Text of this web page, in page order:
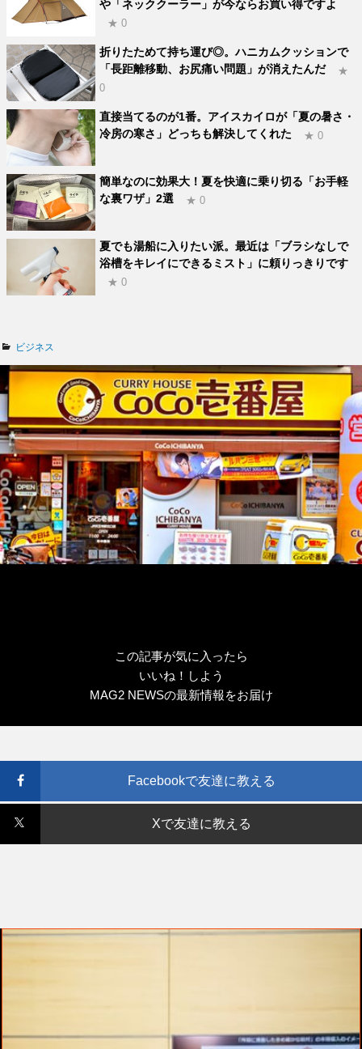
や「ネッククーラー」が今ならお買い得ですよ
★ 0
折りたためて持ち運び◎。ハニカムクッションで
「長距離移動、お尻痛い問題」が消えたんだ
★
0
直接当てるのが1番。アイスカイロが「夏の暑さ・
冷房の寒さ」どっちも解決してくれた
★ 0
簡単なのに効果大！夏を快適に乗り切る「お手軽
な裏ワザ」2選
★ 0
夏でも湯船に入りたい派。最近は「ブラシなしで
浴槽をキレイにできるミスト」に頼りっきりです
★ 0
カ
ビジネス
この記事が気に入ったら
いいね！しよう
MAG2 NEWSの最新情報をお届け
Facebookで友達に教える
Xで友達に教える